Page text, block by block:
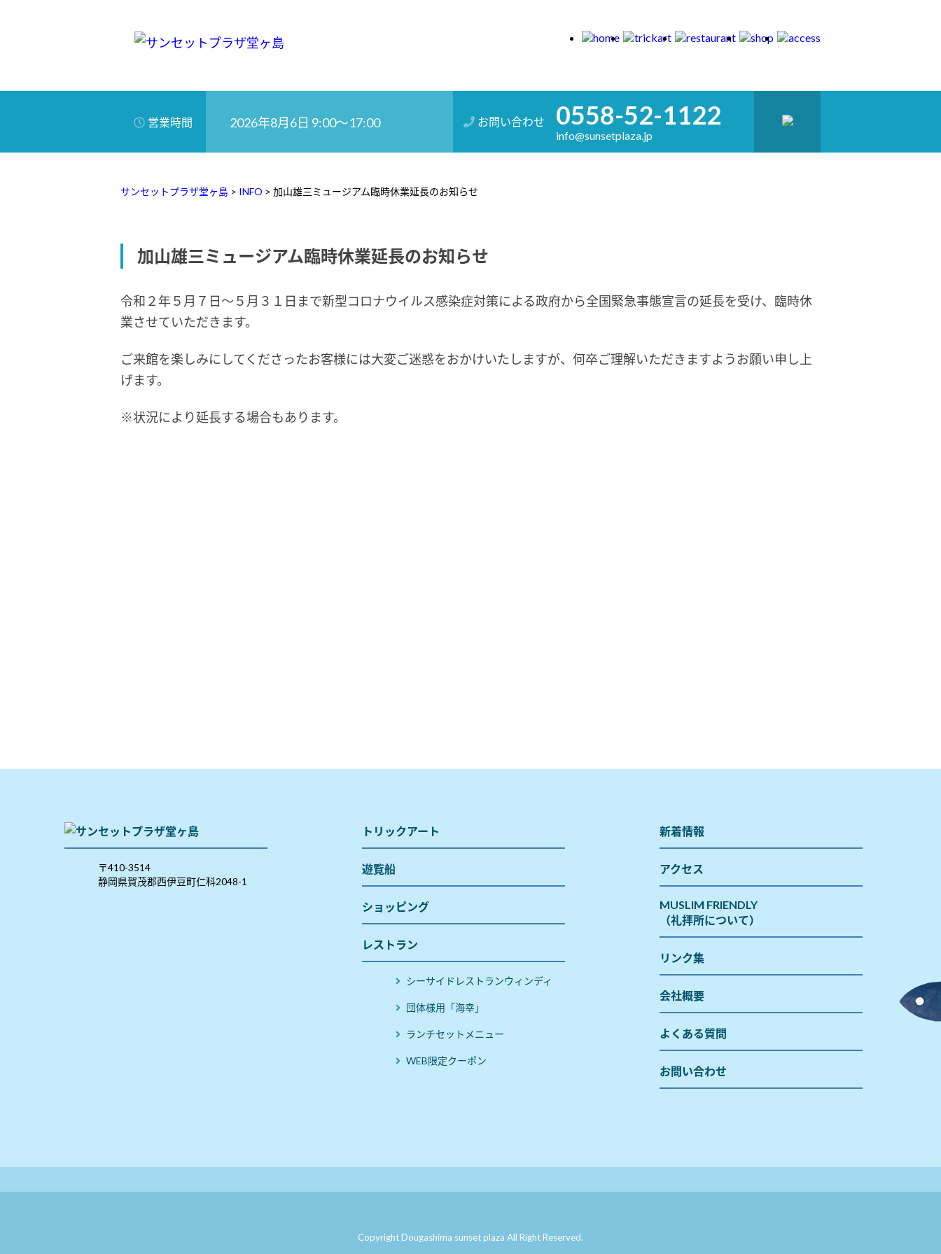
営業時間 2026年8月6日 9:00～17:00 お問い合わせ 0558-52-1122
info@sunsetplaza.jp
サンセットプラザ堂ヶ島 > INFO > 加山雄三ミュージアム臨時休業延長のお知らせ
加山雄三ミュージアム臨時休業延長のお知らせ
令和２年５月７日～５月３１日まで新型コロナウイルス感染症対策による政府から全国緊急事態宣言の延長を受け、臨時休
業させていただきます。
ご来館を楽しみにしてくださったお客様には大変ご迷惑をおかけいたしますが、何卒ご理解いただきますようお願い申し上
げます。
※状況により延長する場合もあります。
〒410-3514
静岡県賀茂郡西伊豆町仁科2048-1
トリックアート
遊覧船
ショッピング
レストラン
シーサイドレストランウィンディ
団体様用「海幸」
ランチセットメニュー
WEB限定クーポン
新着情報
アクセス
MUSLIM FRIENDLY
（礼拝所について）
リンク集
会社概要
よくある質問
お問い合わせ
Copyright Dougashima sunset plaza All Right Reserved.